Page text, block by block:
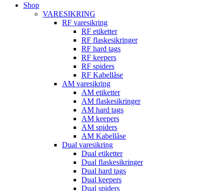
Shop
VARESIKRING
RF varesikring
RF etiketter
RF flaskesikringer
RF hard tags
RF keepers
RF spiders
RF Kabellåse
AM varesikring
AM etiketter
AM flaskesikringer
AM hard tags
AM keepers
AM spiders
AM Kabellåse
Dual varesikring
Dual etiketter
Dual flaskesikringer
Dual hard tags
Dual keepers
Dual spiders